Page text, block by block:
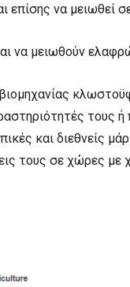
να μειωθεί
να μειωθούν
και διεθνείς
τους σε χώρες